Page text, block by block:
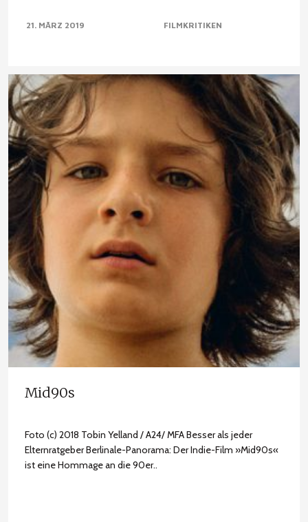
21. MÄRZ 2019 FILMKRITIKEN
Mid90s
Foto (c) 2018 Tobin Yelland / A24/ MFA Besser als jeder
Elternratgeber Berlinale-Panorama: Der Indie-Film »Mid90s«
ist eine Hommage an die 90er..